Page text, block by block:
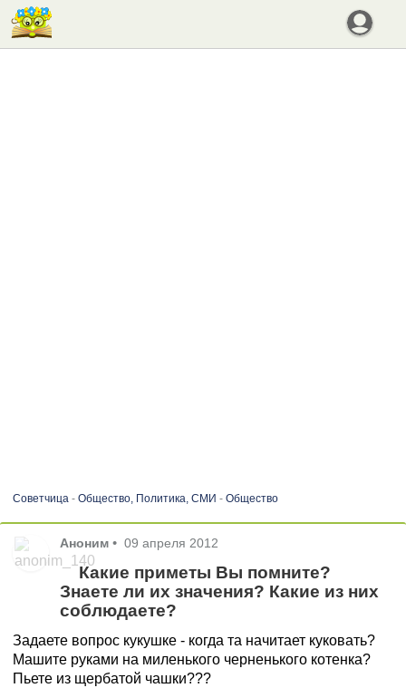
Советчица- Общество, Политика, СМИ - Общество
Аноним • 09 апреля 2012
Какие приметы Вы помните?
Знаете ли их значения? Какие из них
соблюдаете?
Задаете вопрос кукушке - когда та начитает куковать?
Машите руками на миленького черненького котенка?
Пьете из щербатой чашки???